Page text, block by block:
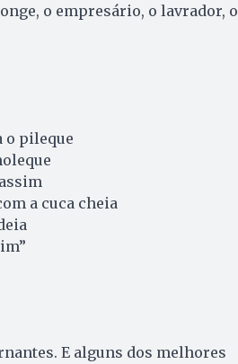
o empresário, o lavrador, o
o pileque
a cuca cheia
E alguns dos melhores